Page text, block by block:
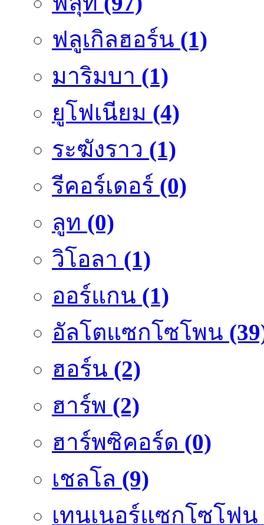
ฟลูเกิลฮอร์น (1)
มาริมบา (1)
ยูโฟเนียม (4)
ระฆังราว (1)
รีคอร์เดอร์ (0)
ลูท (0)
วิโอลา (1)
ออร์แกน (1)
อัลโตแซกโซโพน
ฮอร์น (2)
ฮาร์พ (2)
ฮาร์พซิคอร์ด (0)
เชลโล (9)
เทนเนอร์แซกโซโฟน